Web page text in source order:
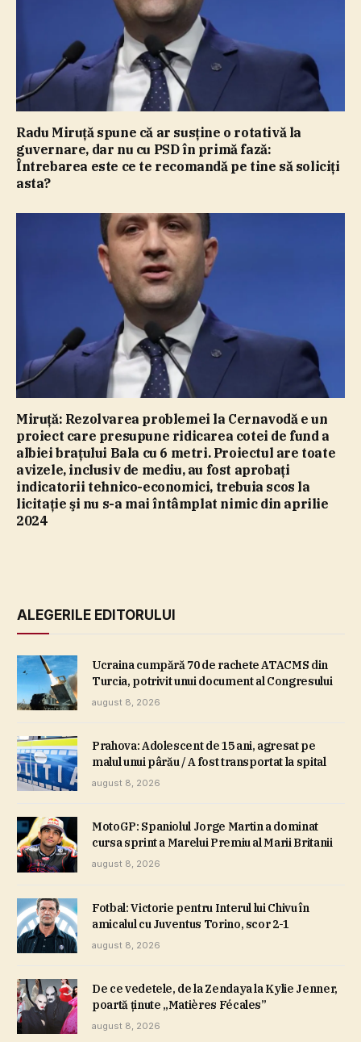
Radu Miruţă spune că ar susţine o rotativă la
guvernare, dar nu cu PSD în primă fază:
Întrebarea este ce te recomandă pe tine să soliciţi
asta?
Miruţă: Rezolvarea problemei la Cernavodă e un
proiect care presupune ridicarea cotei de fund a
albiei braţului Bala cu 6 metri. Proiectul are toate
avizele, inclusiv de mediu, au fost aprobaţi
indicatorii tehnico-economici, trebuia scos la
licitaţie şi nu s-a mai întâmplat nimic din aprilie
2024
ALEGERILE EDITORULUI
Ucraina cumpără 70 de rachete ATACMS din
Turcia, potrivit unui document al Congresului
august 8, 2026
Prahova: Adolescent de 15 ani, agresat pe
malul unui pârău / A fost transportat la spital
august 8, 2026
MotoGP: Spaniolul Jorge Martin a dominat
cursa sprint a Marelui Premiu al Marii Britanii
august 8, 2026
Fotbal: Victorie pentru Interul lui Chivu în
amicalul cu Juventus Torino, scor 2-1
august 8, 2026
De ce vedetele, de la Zendaya la Kylie Jenner,
poartă ţinute „Matières Fécales”
august 8, 2026